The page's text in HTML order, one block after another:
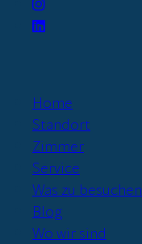
Home
Standort
Zimmer
Service
Was zu besuchen
Blog
Wo wir sind